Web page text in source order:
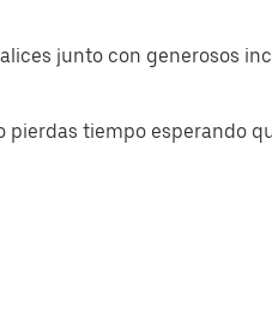
junto con generosos
pierdas tiempo esperando